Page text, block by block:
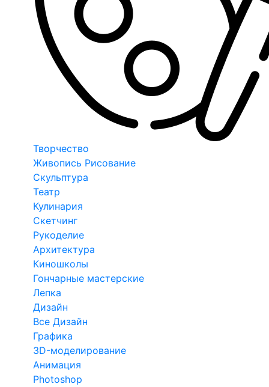
Творчество
Живопись Рисование
Скульптура
Театр
Кулинария
Скетчинг
Рукоделие
Архитектура
Киношколы
Гончарные мастерские
Лепка
Дизайн
Все Дизайн
Графика
3D-моделирование
Анимация
Photoshop